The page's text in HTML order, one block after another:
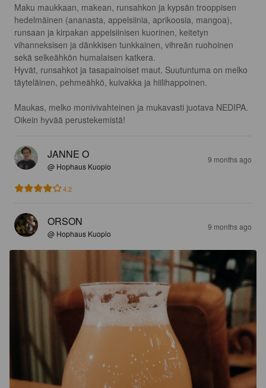
Maku maukkaan, makean, runsahkon ja kypsän trooppisen
hedelmäinen (ananasta, appelsiinia, aprikoosia, mangoa),
runsaan ja kirpakan appelsiinisen kuorinen, keitetyn
vihanneksisen ja dänkkisen tunkkainen, vihreän ruohoinen
sekä selkeähkön humalaisen katkera.
Hyvät, runsahkot ja tasapainoiset maut. Suutuntuma on melko
täyteläinen, pehmeähkö, kuivakka ja hiilihappoinen.
Maukas, melko monivivahteinen ja mukavasti juotava NEDIPA.
Oikein hyvää perustekemistä!
JANNE O
@ Hophaus Kuopio
9 months ago
4.2
ORSON
@ Hophaus Kuopio
9 months ago